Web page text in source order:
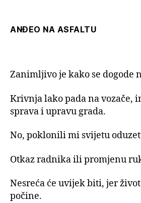
ANĐEO NA ASFALTU
Zanimljivo je kako se dogode
Krivnja lako pada na vozače,
sprava i upravu grada.
No, poklonili mi svijetu
Otkaz radnika ili promjenu
Nesreća će uvijek biti, jer
počine.